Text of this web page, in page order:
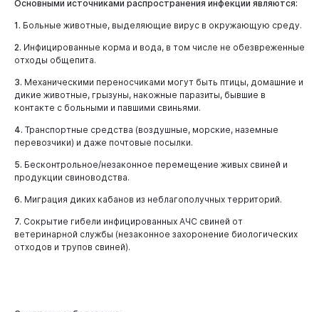
Виртуальная
Основными источниками распространения инфекции являются:
1. Больные животные, выделяющие вирус в окружающую среду.
2. Инфицированные корма и вода, в том числе не обезвреженные
отходы общепита.
3. Механическими переносчиками могут быть птицы, домашние и
дикие животные, грызуны, накожные паразиты, бывшие в
контакте с больными и павшими свиньями.
4. Транспортные средства (воздушные, морские, наземные
перевозчики) и даже почтовые посылки.
5. Бесконтрольное/незаконное перемещение живых свиней и
продукции свиноводства.
6. Миграция диких кабанов из неблагополучных территорий.
7. Сокрытие гибели инфицированных АЧС свиней от
ветеринарной службы (незаконное захоронение биологических
отходов и трупов свиней).